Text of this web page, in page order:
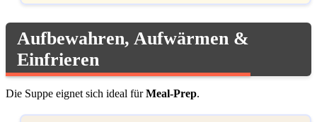
Aufbewahren, Aufwärmen &
Einfrieren
Die Suppe eignet sich ideal fürMeal-Prep.